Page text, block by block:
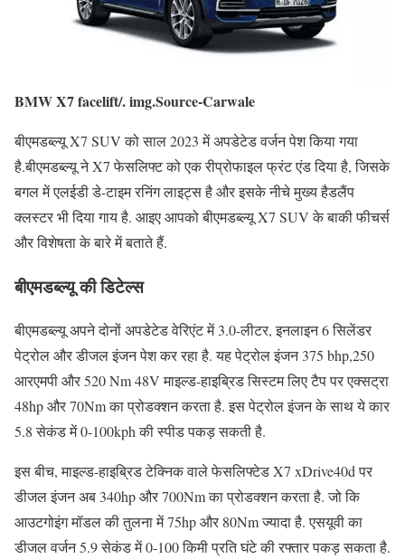
BMW X7 facelift/. img.Source-Carwale
बीएमडब्ल्यू X7 SUV को साल 2023 में अपडेटेड वर्जन पेश किया गया
है.बीएमडब्ल्यू ने X7 फेसलिफ्ट को एक रीप्रोफाइल फ्रंट एंड दिया है, जिसके
बगल में एलईडी डे-टाइम रनिंग लाइट्स है और इसके नीचे मुख्य हैडलैंप
क्लस्टर भी दिया गाय है. आइए आपको बीएमडब्ल्यू X7 SUV के बाकी फीचर्स
और विशेषता के बारे में बताते हैं.
बीएमडब्ल्यू की डिटेल्स
बीएमडब्ल्यू अपने दोनों अपडेटेड वेरिएंट में 3.0-लीटर, इनलाइन 6 सिलेंडर
पेट्रोल और डीजल इंजन पेश कर रहा है. यह पेट्रोल इंजन 375 bhp,250
आरएमपी और 520 Nm 48V माइल्ड-हाइब्रिड सिस्टम लिए टैप पर एक्सट्रा
48hp और 70Nm का प्रोडक्शन करता है. इस पेट्रोल इंजन के साथ ये कार
5.8 सेकंड में 0-100kph की स्पीड पकड़ सकती है.
इस बीच, माइल्ड-हाइब्रिड टेक्निक वाले फेसलिफ्टेड X7 xDrive40d पर
डीजल इंजन अब 340hp और 700Nm का प्रोडक्शन करता है. जो कि
आउटगोइंग मॉडल की तुलना में 75hp और 80Nm ज्यादा है. एसयूवी का
डीजल वर्जन 5.9 सेकंड में 0-100 किमी प्रति घंटे की रफ्तार पकड़ सकता है.